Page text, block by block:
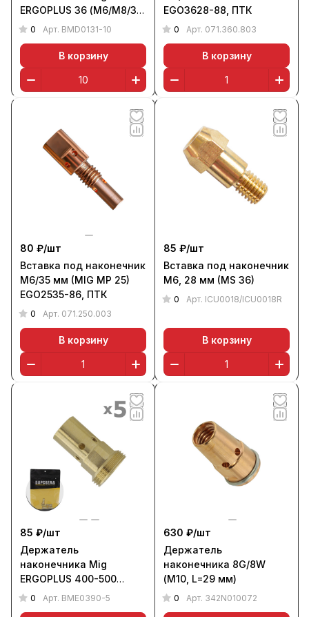
ERGOPLUS 36 (М6/М8/32
мм, уп. 10 шт.),
0 Арт. BMD0131-10
В корзину
EGO3628-88, ПТК
0 Арт. 071.360.803
В корзину
80 ₽/шт
Вставка под наконечник
M6/35 мм (MIG MP 25)
EGO2535-86, ПТК
0 Арт. 071.250.003
В корзину
85 ₽/шт
Вставка под наконечник
М6, 28 мм (MS 36)
0 Арт. ICU0018/ICU0018R
В корзину
85 ₽/шт
Держатель
наконечника Mig
ERGOPLUS 400-500
станд. (М8, уп. 5 шт.),
0 Арт. BME0390-5
630 ₽/шт
Держатель
наконечника 8G/8W
(М10, L=29 мм)
0 Арт. 342N010072